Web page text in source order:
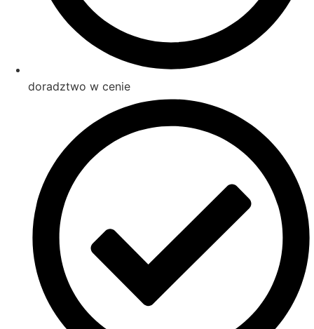
doradztwo w cenie